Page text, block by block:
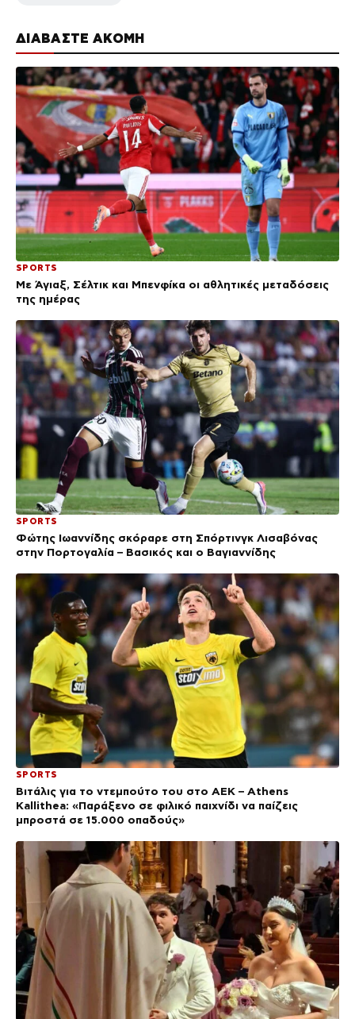
ΔΙΑΒΑΣΤΕ ΑΚΟΜΗ
SPORTS
Με Άγιαξ, Σέλτικ και Μπενφίκα οι αθλητικές μεταδόσεις
της ημέρας
SPORTS
Φώτης Ιωαννίδης σκόραρε στη Σπόρτινγκ Λισαβόνας
στην Πορτογαλία – Βασικός και ο Βαγιαννίδης
SPORTS
Βιτάλις για το ντεμπούτο του στο ΑΕΚ – Athens
Kallithea: «Παράξενο σε φιλικό παιχνίδι να παίζεις
μπροστά σε 15.000 οπαδούς»